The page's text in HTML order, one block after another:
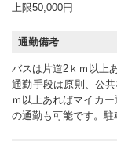
上限50,000円
通勤備考
バスは片道2ｋｍ以上
通勤手段は原則、公
ｍ以上あればマイカ
の通勤も可能です。駐